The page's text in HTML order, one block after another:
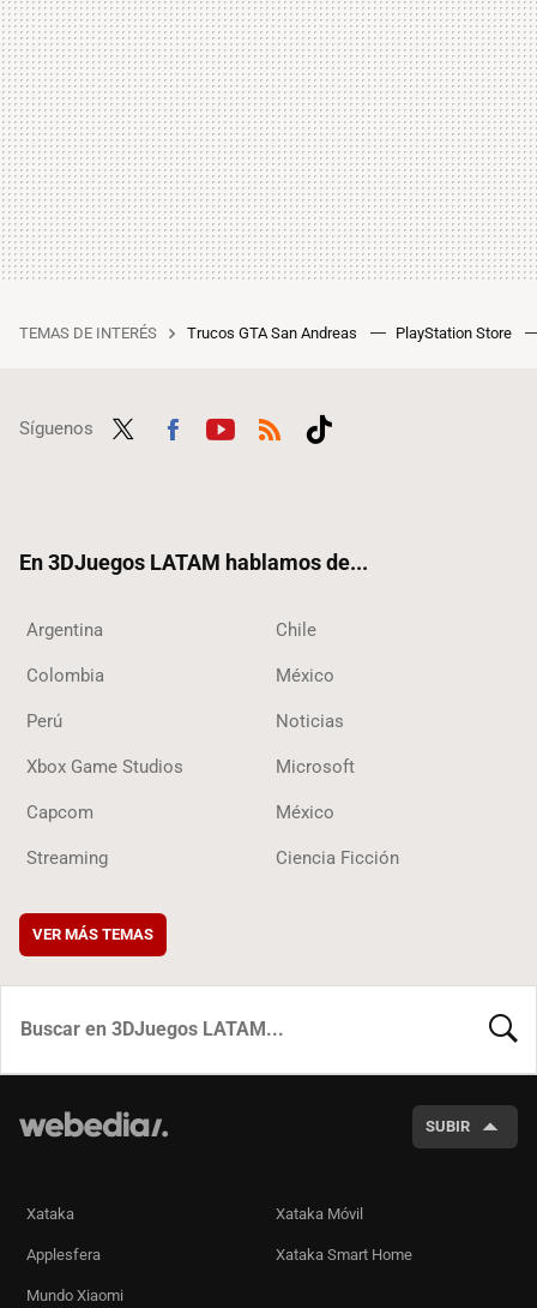
TEMAS DE INTERÉS Trucos GTA San Andreas PlayStation Store
Síguenos
En 3DJuegos LATAM hablamos de...
Argentina Chile
Colombia México
Perú Noticias
Xbox Game Studios Microsoft
Capcom México
Streaming Ciencia Ficción
VER MÁS TEMAS
SUBIR
Xataka Xataka Móvil
Applesfera Xataka Smart Home
Mundo Xiaomi